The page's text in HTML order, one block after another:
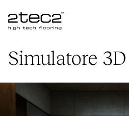
Primary
Simulatore 3D